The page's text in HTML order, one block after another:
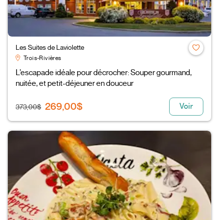
Les Suites de Laviolette
Trois-Rivières
L’escapade idéale pour décrocher: Souper gourmand,
nuitée, et petit-déjeuner en douceur
373,00$ 269,00$ Voir